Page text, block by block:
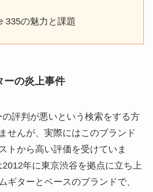
335の魅力と課題
の炎上事件
評判が悪いという検索をする方
せんが、実際にはこのブランド
トから高い評価を受けていま
年に東京渋谷を拠点に立ち上
ギターとベースのブランドで、